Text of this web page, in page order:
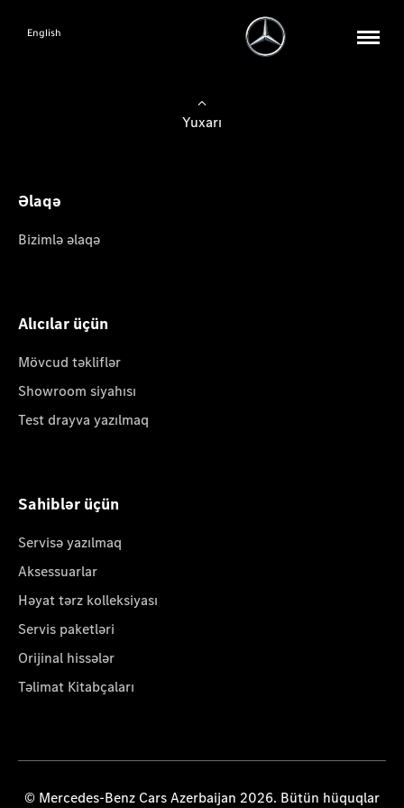
English
Yuxarı
Əlaqə
Bizimlə əlaqə
Alıcılar üçün
Mövcud təkliflər
Showroom siyahısı
Test drayva yazılmaq
Sahiblər üçün
Servisə yazılmaq
Aksessuarlar
Həyat tərz kolleksiyası
Servis paketləri
Orijinal hissələr
Təlimat Kitabçaları
© Mercedes-Benz Cars Azerbaijan 2026. Bütün hüquqlar